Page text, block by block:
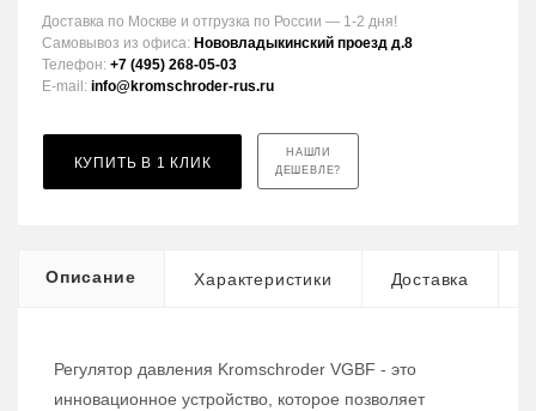
Доставка по Москве и отгрузка по России — 1-2 дня!
Самовывоз из офиса: Нововладыкинский проезд д.8
Телефон: +7 (495) 268-05-03
E-mail: info@kromschroder-rus.ru
КУПИТЬ В 1 КЛИК
НАШЛИ
ДЕШЕВЛЕ?
Описание Характеристики Доставка
Регулятор давления Kromschroder VGBF - это
инновационное устройство, которое позволяет